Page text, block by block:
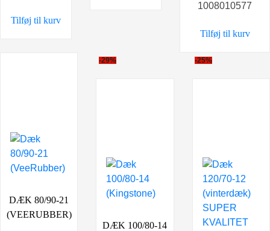
Tilføj til kurv
var:
1008010577
Tilføj til kurv
DÆK 80/90-21
(VEERUBBER)
-29%
DÆK 100/80-14
-25%